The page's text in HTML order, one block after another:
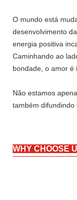
O mundo está
desenvolvimento
energia positiva
Caminhando ao
bondade, o amor é
Não estamos
também difundindo
WHY CHOOSE